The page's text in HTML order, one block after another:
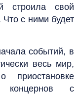
строила свой
с ними будет
событий, в
весь мир,
концернов с